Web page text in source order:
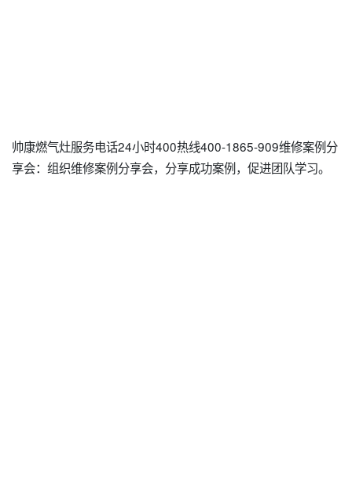
帅康燃气灶服务电话24小时400热线400-1865-909维修案例分
享会：组织维修案例分享会，分享成功案例，促进团队学习。